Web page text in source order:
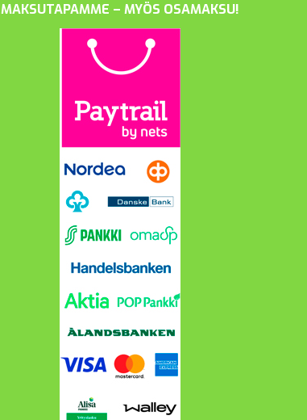
MAKSUTAPAMME – MYÖS OSAMAKSU!